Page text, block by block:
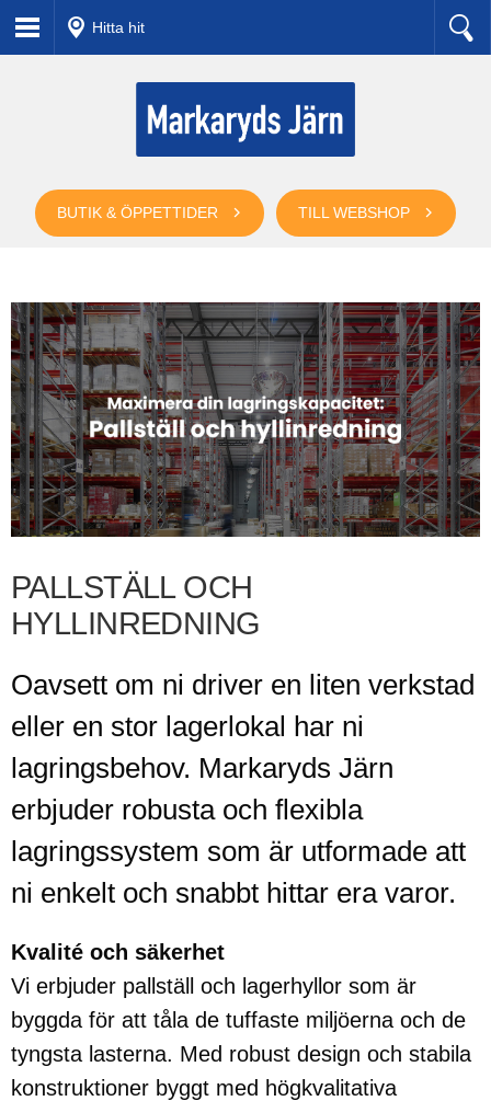
Hitta hit
BUTIK & ÖPPETTIDER TILL WEBSHOP
PALLSTÄLL OCH
HYLLINREDNING
Oavsett om ni driver en liten verkstad
eller en stor lagerlokal har ni
lagringsbehov. Markaryds Järn
erbjuder robusta och flexibla
lagringssystem som är utformade att
ni enkelt och snabbt hittar era varor.
Kvalité och säkerhet
Vi erbjuder pallställ och lagerhyllor som är
byggda för att tåla de tuffaste miljöerna och de
tyngsta lasterna. Med robust design och stabila
konstruktioner byggt med högkvalitativa